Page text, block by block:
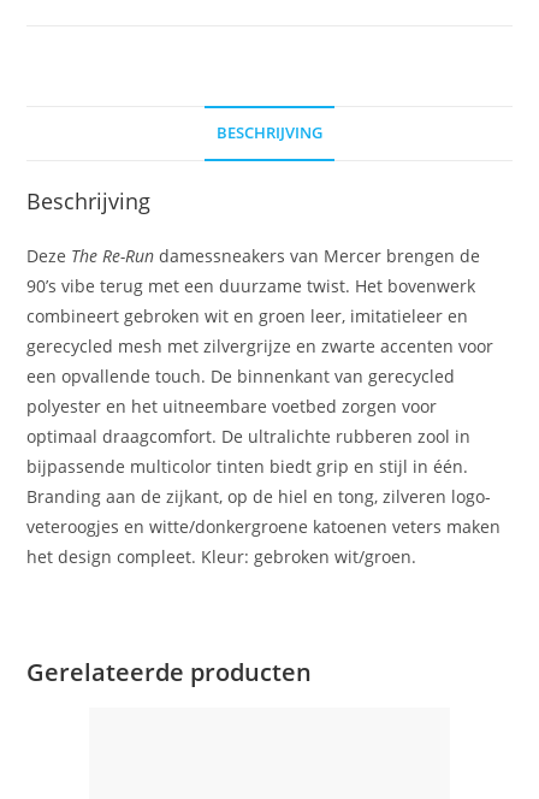
BESCHRIJVING
Beschrijving
Deze The Re-Run damessneakers van Mercer brengen de
90’s vibe terug met een duurzame twist. Het bovenwerk
combineert gebroken wit en groen leer, imitatieleer en
gerecycled mesh met zilvergrijze en zwarte accenten voor
een opvallende touch. De binnenkant van gerecycled
polyester en het uitneembare voetbed zorgen voor
optimaal draagcomfort. De ultralichte rubberen zool in
bijpassende multicolor tinten biedt grip en stijl in één.
Branding aan de zijkant, op de hiel en tong, zilveren logo-
veteroogjes en witte/donkergroene katoenen veters maken
het design compleet. Kleur: gebroken wit/groen.
Gerelateerde producten